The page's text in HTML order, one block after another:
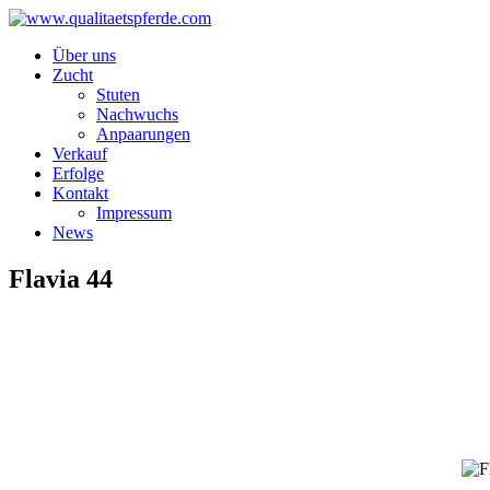
Über uns
Zucht
Stuten
Nachwuchs
Anpaarungen
Verkauf
Erfolge
Kontakt
Impressum
News
Flavia 44